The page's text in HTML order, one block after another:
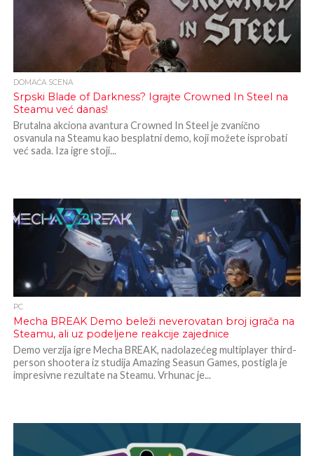
DOMAĆA SCENA
Srpski Blade of Darkness? Igrajte Crowned In Steel na
Steamu već danas!
Brutalna akciona avantura Crowned In Steel je zvanično
osvanula na Steamu kao besplatni demo, koji možete isprobati
već sada. Iza igre stoji...
PC
Mecha BREAK Demo beleži neverovatan broj igrača na
Steamu, ali uz podeljene reakcije zajednice
Demo verzija igre Mecha BREAK, nadolazećeg multiplayer third-
person shootera iz studija Amazing Seasun Games, postigla je
impresivne rezultate na Steamu. Vrhunac je...